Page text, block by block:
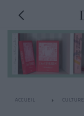
ACCUEIL CULTURE